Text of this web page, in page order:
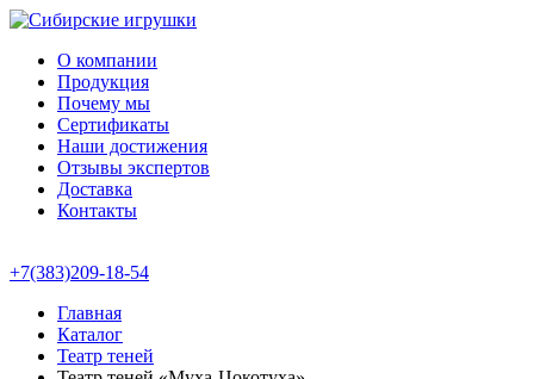
О компании
Продукция
Почему мы
Сертификаты
Наши достижения
Отзывы экспертов
Доставка
Контакты
+7(383)209-18-54
Главная
Каталог
Театр теней